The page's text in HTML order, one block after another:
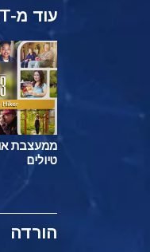
עוד מ-I AM A SCIENTOLOGIST
ממעצבת
טיולים
הורדה